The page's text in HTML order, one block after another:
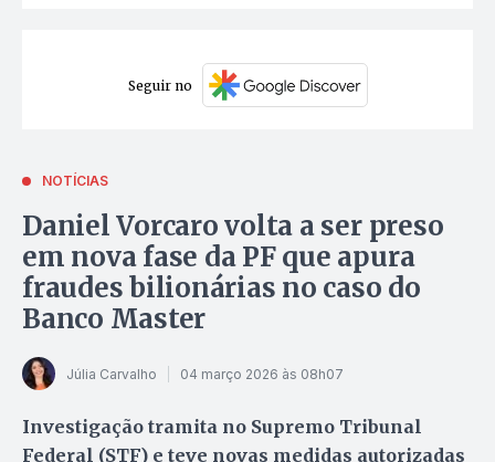
Seguir no
NOTÍCIAS
Daniel Vorcaro volta a ser preso
em nova fase da PF que apura
fraudes bilionárias no caso do
Banco Master
Júlia Carvalho 04 março 2026 às 08h07
Investigação tramita no Supremo Tribunal
Federal (STF) e teve novas medidas autorizadas